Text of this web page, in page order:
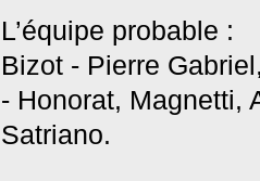
L’équipe probable :
Bizot - Pierre
- Honorat, Magnetti,
Satriano.